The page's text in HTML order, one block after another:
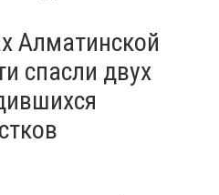
Алматинской
спасли двух